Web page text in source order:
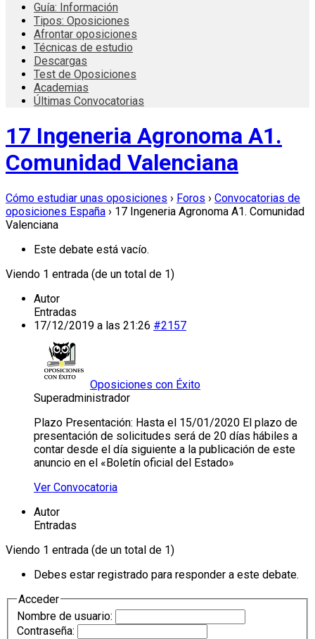
Guía: Información
Tipos: Oposiciones
Afrontar oposiciones
Técnicas de estudio
Descargas
Test de Oposiciones
Academias
Últimas Convocatorias
17 Ingeneria Agronoma A1.
Comunidad Valenciana
Cómo estudiar unas oposiciones › Foros › Convocatorias de
oposiciones España › 17 Ingeneria Agronoma A1. Comunidad
Valenciana
Este debate está vacío.
Viendo 1 entrada (de un total de 1)
Autor
Entradas
17/12/2019 a las 21:26 #2157
Oposiciones con Éxito
Superadministrador
Plazo Presentación: Hasta el 15/01/2020 El plazo de
presentación de solicitudes será de 20 días hábiles a
contar desde el día siguiente a la publicación de este
anuncio en el «Boletín oficial del Estado»
Ver Convocatoria
Autor
Entradas
Viendo 1 entrada (de un total de 1)
Debes estar registrado para responder a este debate.
Acceder
Nombre de usuario:
Contraseña: